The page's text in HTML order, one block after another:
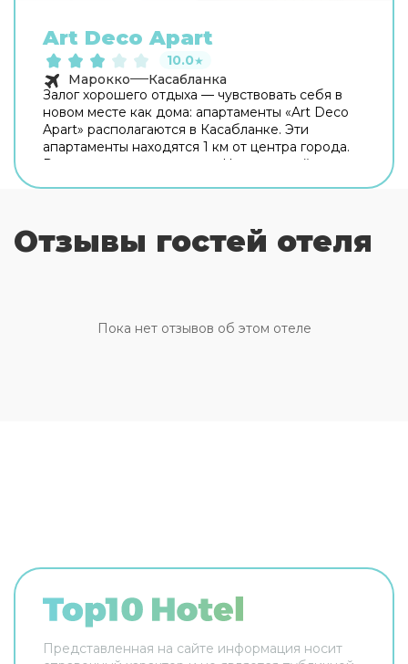
Art Deco Apart
10.0★
Марокко
Касабланка
Залог хорошего отдыха — чувствовать себя в
новом месте как дома: апартаменты «Art Deco
Apart» располагаются в Касабланке. Эти
апартаменты находятся 1 км от центра города.
Рядом с апартаментами — Центральный рынок
информацию сразу при заезде. Любимца не
придётся оставлять дома: разрешается
и французском. Номер уютно обставлен и
оснащён необходимым, чтобы отдохнуть после
Отзывы гостей отеля
Пока нет отзывов об этом отеле
Представленная на сайте информация носит